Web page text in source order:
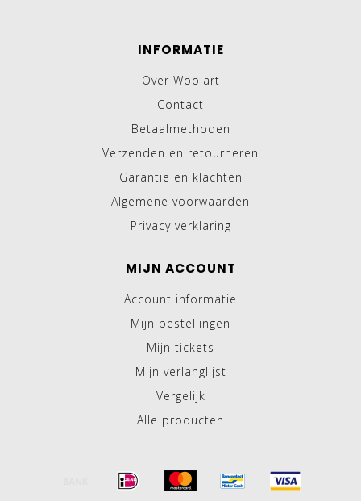
INFORMATIE
Over Woolart
Contact
Betaalmethoden
Verzenden en retourneren
Garantie en klachten
Algemene voorwaarden
Privacy verklaring
MIJN ACCOUNT
Account informatie
Mijn bestellingen
Mijn tickets
Mijn verlanglijst
Vergelijk
Alle producten